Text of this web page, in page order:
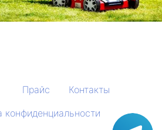
Прайс
Контакты
конфиденциальности